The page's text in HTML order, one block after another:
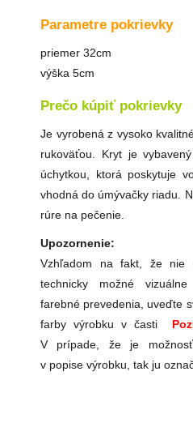
Parametre pokrievky
priemer 32cm
výška 5cm
Prečo kúpiť pokrievky
Je vyrobená z vysoko
rukoväťou. Kryt je
úchytkou, ktorá poskytuje
vhodná do úmývačky riadu.
rúre na pečenie.
Upozornenie:
Vzhľadom na fakt, že nie
technicky možné
farebné prevedenia, uveďte
farby výrobku v časti
V prípade, že je
v popise výrobku, tak ju